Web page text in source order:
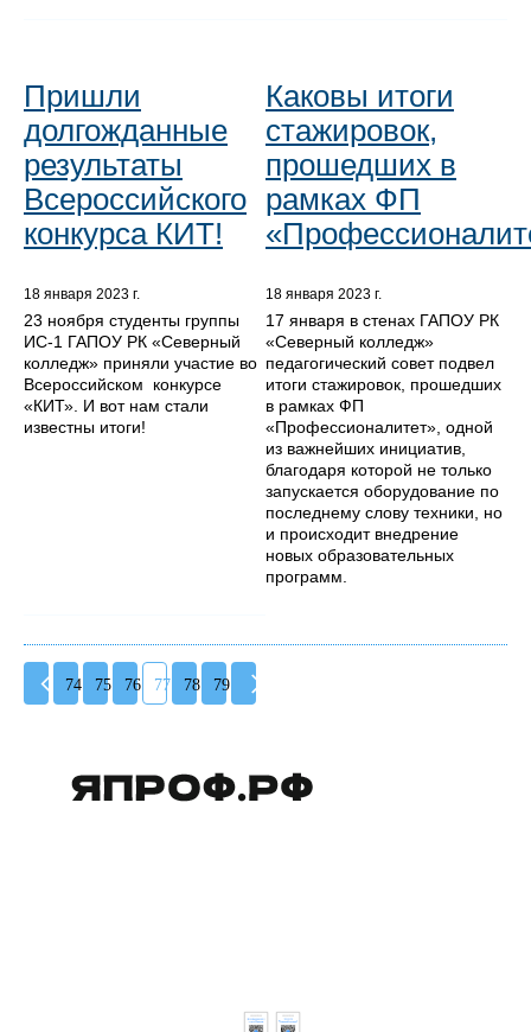
Пришли
долгожданные
результаты
Всероссийского
конкурса КИТ!
18 января 2023 г.
23 ноября студенты группы
ИС-1 ГАПОУ РК «Северный
колледж» приняли участие во
Всероссийском конкурсе
«КИТ». И вот нам стали
известны итоги!
Каковы итоги
стажировок,
прошедших в
рамках ФП
18 января 2023 г.
17 января в стенах ГАПОУ РК
«Северный колледж»
педагогический совет подвел
итоги стажировок, прошедших
в рамках ФП
«Профессионалитет», одной
из важнейших инициатив,
благодаря которой не только
запускается оборудование по
последнему слову техники, но
и происходит внедрение
новых образовательных
программ.
74 75 76 77 78 79